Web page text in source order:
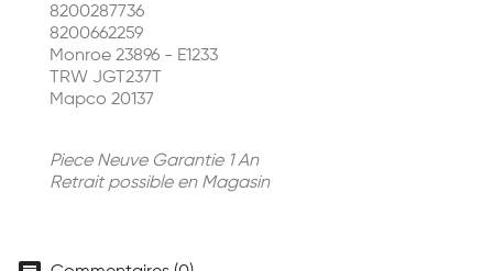
8200287736
8200662259
Monroe 23896 - E1233
TRW JGT237T
Mapco 20137
Piece Neuve Garantie 1 An
Retrait possible en Magasin